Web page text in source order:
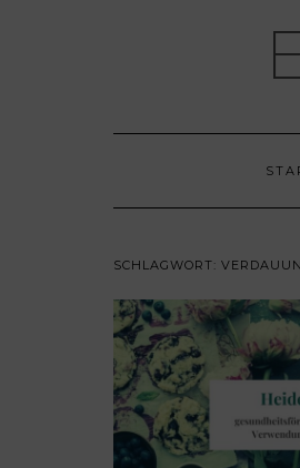
SCHLAGWORT: